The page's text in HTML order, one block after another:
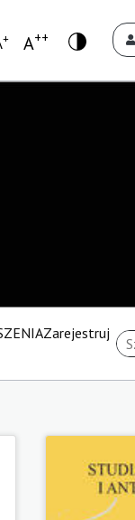
+ A++
Zarejestruj